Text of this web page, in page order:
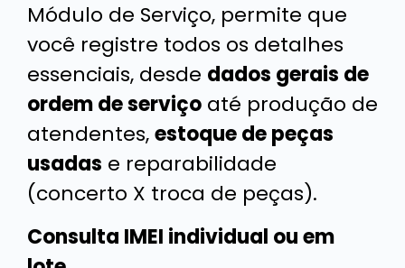
Módulo de Serviço, permite que
você registre todos os detalhes
essenciais, desde dados gerais de
ordem de serviço até produção de
atendentes,estoque de peças
usadas e reparabilidade
(concerto X troca de peças).
Consulta IMEI individual ou em